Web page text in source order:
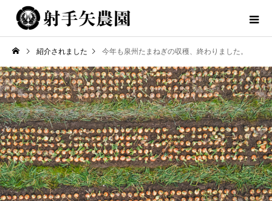
紹介されました 今年も泉州たまねぎの収穫、終わりました。